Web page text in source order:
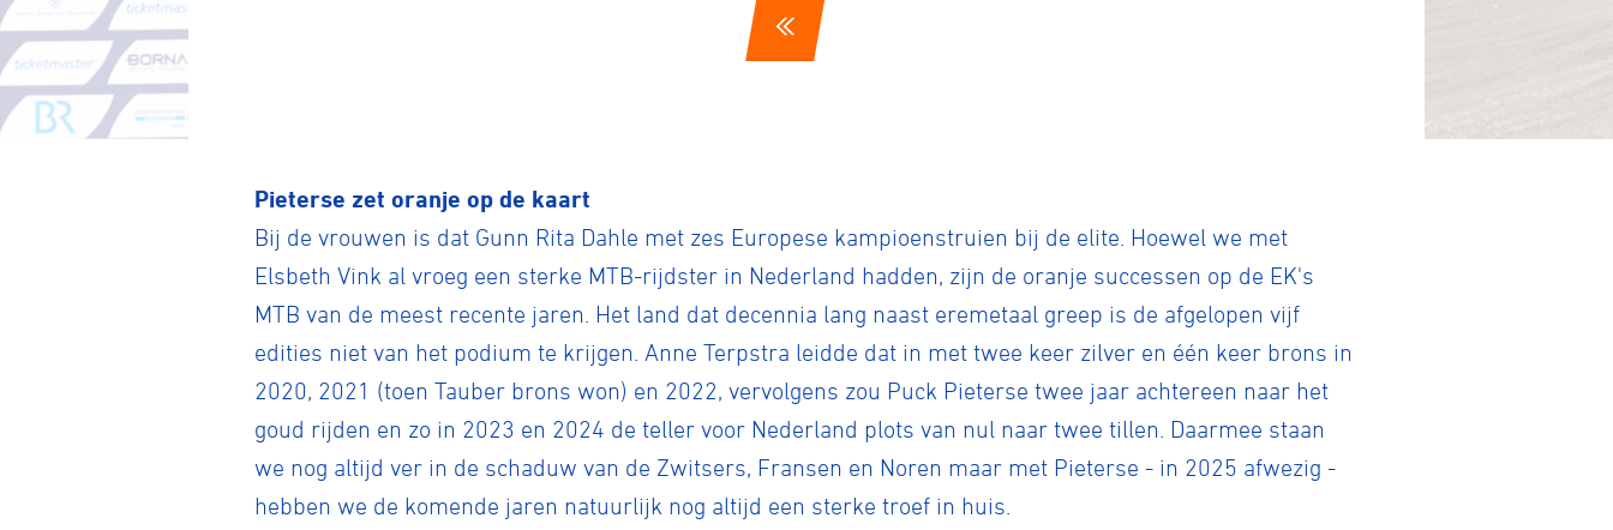
Pieterse zet oranje op de kaart
Bij de vrouwen is dat Gunn Rita Dahle met zes Europese kampioenstruien bij de elite. Hoewel we met
Elsbeth Vink al vroeg een sterke MTB-rijdster in Nederland hadden, zijn de oranje successen op de EK's
MTB van de meest recente jaren. Het land dat decennia lang naast eremetaal greep is de afgelopen vijf
edities niet van het podium te krijgen. Anne Terpstra leidde dat in met twee keer zilver en één keer brons in
2020, 2021 (toen Tauber brons won) en 2022, vervolgens zou Puck Pieterse twee jaar achtereen naar het
goud rijden en zo in 2023 en 2024 de teller voor Nederland plots van nul naar twee tillen. Daarmee staan
we nog altijd ver in de schaduw van de Zwitsers, Fransen en Noren maar met Pieterse - in 2025 afwezig -
hebben we de komende jaren natuurlijk nog altijd een sterke troef in huis.
Wegwielrennen Mountainbiken
BMX Race E-Racing
Kunstwielrijden